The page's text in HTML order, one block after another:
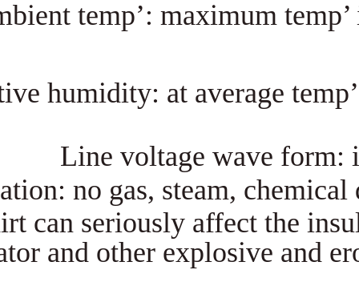
Ambient temp’:
Air relative humidity: at
Line voltage
Insulation: no gas, steam,
dirt can seriously
regulator and other